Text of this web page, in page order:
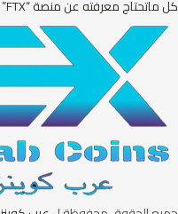
كل ماتحتاج معرفته عن منصة “FTX” وأكثر…